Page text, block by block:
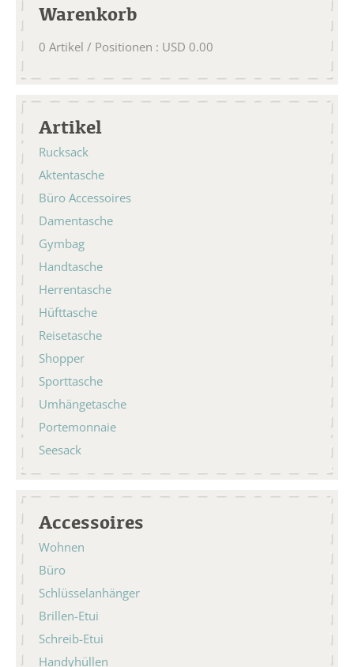
Warenkorb
0 Artikel / Positionen : USD 0.00
Artikel
Rucksack
Aktentasche
Büro Accessoires
Damentasche
Gymbag
Handtasche
Herrentasche
Hüfttasche
Reisetasche
Shopper
Sporttasche
Umhängetasche
Portemonnaie
Seesack
Accessoires
Wohnen
Büro
Schlüsselanhänger
Brillen-Etui
Schreib-Etui
Handyhüllen